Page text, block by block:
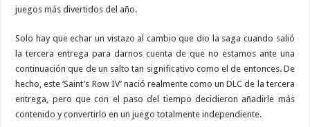
juegos más divertidos del año.
Solo hay que echar un vistazo al cambio que dio la saga cuando salió
la tercera entrega para darnos cuenta de que no estamos ante una
continuación que de un salto tan significativo como el de entonces. De
hecho, este ‘Saint’s Row IV’ nació realmente como un DLC de la tercera
entrega, pero que con el paso del tiempo decidieron añadirle más
contenido y convertirlo en un juego totalmente independiente.